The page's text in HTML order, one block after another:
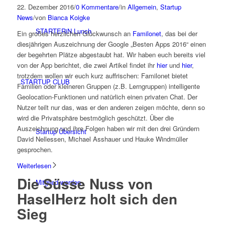
STARTERiN Lunch
STARTUP CLUB
Startup Übersicht
Mitglied werden
22. Dezember 2016/0 Kommentare/in Allgemein, Startup
News/von Bianca Koigke
Ein großes herzlichen Glückwunsch an Familonet, das bei der
diesjährigen Auszeichnung der Google „Besten Apps 2016“ einen
der begehrten Plätze abgestaubt hat. Wir haben euch bereits viel
von der App berichtet, die zwei Artikel findet ihr hierund hier,
trotzdem wollen wir euch kurz auffrischen: Familonet bietet
Familien oder kleineren Gruppen (z.B. Lerngruppen) intelligente
Geolocation-Funktionen und natürlich einen privaten Chat. Der
Nutzer teilt nur das, was er den anderen zeigen möchte, denn so
wird die Privatsphäre bestmöglich geschützt. Über die
Auszeichnung und ihre Folgen haben wir mit den drei Gründern
David Nellessen, Michael Asshauer und Hauke Windmüller
gesprochen.
Weiterlesen
Die Süsse Nuss von
HaselHerz holt sich den
Sieg